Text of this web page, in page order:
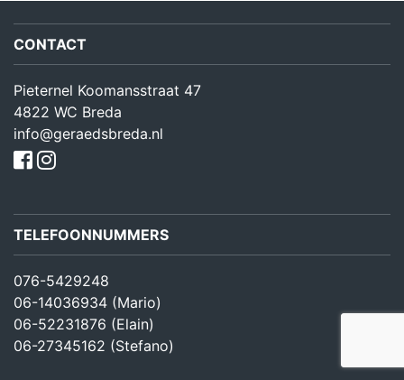
CONTACT
Pieternel Koomansstraat 47
4822 WC Breda
info@geraedsbreda.nl
TELEFOONNUMMERS
076-5429248
06-14036934 (Mario)
06-52231876 (Elain)
06-27345162 (Stefano)